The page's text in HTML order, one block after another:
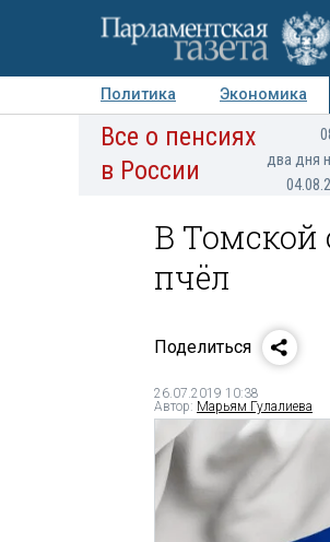
Политика Экономика
Авторы Персоны
Все о пенсиях
в России
два дня
В Томской
пчёл
Поделиться
26.07.2019 10:38
Автор: Марьям Гулалиева